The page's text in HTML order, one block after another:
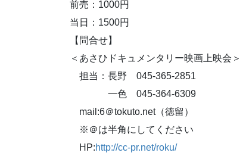
前売：1000円
当日：1500円
【問合せ】
＜あさひドキュメンタリー映画上映会＞
担当：長野 045-365-2851
一色 045-364-6309
mail:6＠tokuto.net（徳留）
※＠は半角にしてください
HP:http://cc-pr.net/roku/